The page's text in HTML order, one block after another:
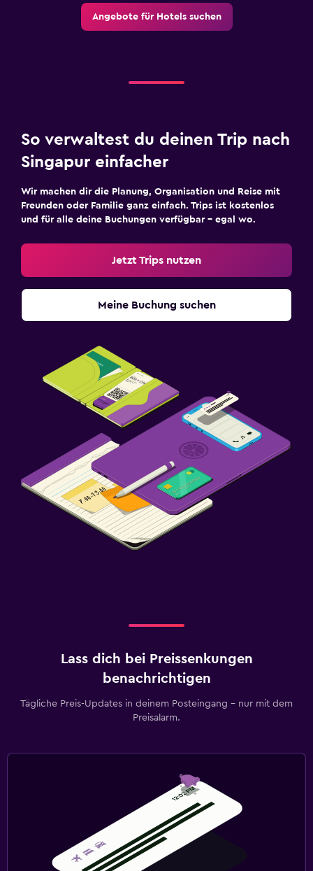
Angebote für Hotels suchen
So verwaltest du deinen Trip nach
Singapur einfacher
Wir machen dir die Planung, Organisation und Reise mit
Freunden oder Familie ganz einfach. Trips ist kostenlos
und für alle deine Buchungen verfügbar – egal wo.
Jetzt Trips nutzen
Meine Buchung suchen
Lass dich bei Preissenkungen
benachrichtigen
Tägliche Preis-Updates in deinem Posteingang – nur mit dem
Preisalarm.